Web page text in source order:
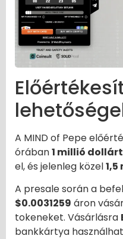
A MIND of Pepe
órában1 millió
el, és jelenleg közel
A presale során a
$0.0031259 áron
tokeneket. Vásárlásra
bankkártya